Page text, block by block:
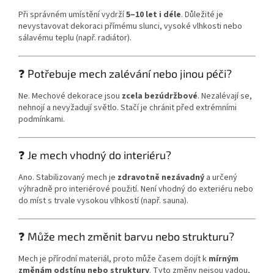
Při správném umístění vydrží5–10 let i déle. Důležité je
nevystavovat dekoraci přímému slunci, vysoké vlhkosti nebo
sálavému teplu (např. radiátor).
❓ Potřebuje mech zalévání nebo jinou péči?
Ne. Mechové dekorace jsou zcela bezúdržbové. Nezalévají se,
nehnojí a nevyžadují světlo. Stačí je chránit před extrémními
podmínkami.
❓ Je mech vhodný do interiéru?
Ano. Stabilizovaný mech je zdravotně nezávadný a určený
výhradně pro interiérové použití. Není vhodný do exteriéru nebo
do míst s trvale vysokou vlhkostí (např. sauna).
❓ Může mech změnit barvu nebo strukturu?
Mech je přírodní materiál, proto může časem dojít k mírným